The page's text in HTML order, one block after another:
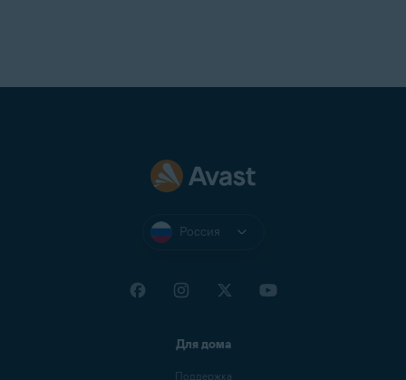
Россия
Для дома
Поддержка